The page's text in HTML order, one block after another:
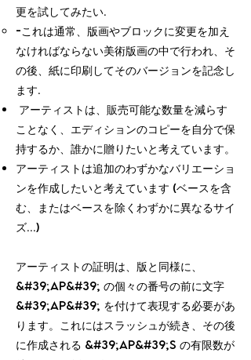
更を試してみたい.
-これは通常、版画やブロックに変更を加え
なければならない美術版画の中で行われ、そ
の後、紙に印刷してそのバージョンを記念し
ます.
アーティストは、販売可能な数量を減らす
ことなく、エディションのコピーを自分で保
持するか、誰かに贈りたいと考えています。
アーティストは追加のわずかなバリエーショ
ンを作成したいと考えています (ベースを含
む、またはベースを除くわずかに異なるサイ
ズ...)
アーティストの証明は、版と同様に、
&#39;ap&#39; の個々の番号の前に文字
&#39;ap&#39; を付けて表現する必要があ
ります。これにはスラッシュが続き、その後
に作成される &#39;ap&#39;s の有限数が